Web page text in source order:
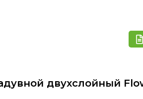
двухслойный